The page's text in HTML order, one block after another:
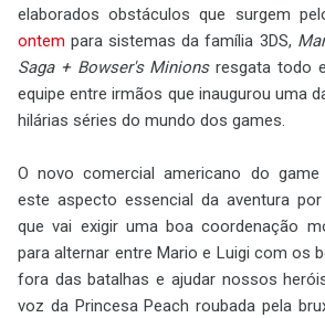
elaborados obstáculos que surgem
ontem para sistemas da família 3DS,
Saga + Bowser's Minionsresgata todo
equipe entre irmãos que inaugurou uma
hilárias séries do mundo dos games.
O novo comercial americano do game
este aspecto essencial da aventura por
que vai exigir uma boa coordenação
para alternar entre Mario e Luigi com os
fora das batalhas e ajudar nossos
voz da Princesa Peach roubada pela